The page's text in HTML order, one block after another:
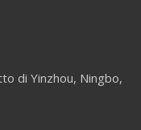
di Yinzhou, Ningbo,